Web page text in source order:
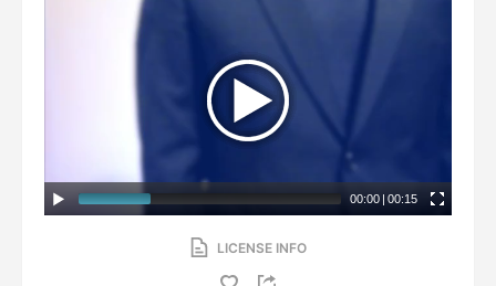
00:00 | 00:15
LICENSE INFO